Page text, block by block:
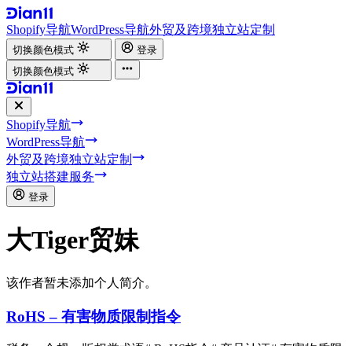
Shopify导航WordPress导航外贸及跨境独立站定制
切换颜色模式
登录
切换颜色模式
Shopify导航
WordPress导航
外贸及跨境独立站定制
独立站搭建服务
登录
大Tiger贸妹
该作者暂未添加个人简介。
RoHS – 有害物质限制指令